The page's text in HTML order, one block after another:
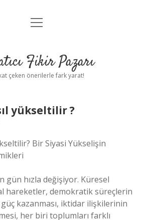
Anasayfa
Yasal Uyarı
menüyü
Fikir Pazarı
çeken önerilerle fark yarat!
yükseltilir ?
Bir Siyasi Yükselişin
gün hızla değişiyor. Küresel
hareketler, demokratik süreçlerin
kazanması, iktidar ilişkilerinin
her biri toplumları farklı